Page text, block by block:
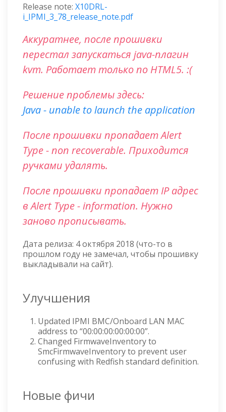
Release note: X10DRL-
i_IPMI_3_78_release_note.pdf
Аккуратнее, после прошивки
перестал запускаться java-плагин
kvm. Работает только по HTML5. :(
Решение проблемы здесь:
Java - unable to launch the application
После прошивки пропадает Alert
Type - non recoverable. Приходится
ручками удалять.
После прошивки пропадает IP адрес
в Alert Type - information. Нужно
заново прописывать.
Дата релиза: 4 октября 2018 (что-то в
прошлом году не замечал, чтобы прошивку
выкладывали на сайт).
Улучшения
Updated IPMI BMC/Onboard LAN MAC
address to “00:00:00:00:00:00”.
Changed FirmwaveInventory to
SmcFirmwaveInventory to prevent user
confusing with Redfish standard definition.
Новые фичи